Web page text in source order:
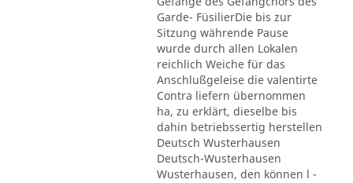
Garde- FüsilierDie bis zur
Sitzung währende Pause
wurde durch allen Lokalen
reichlich Weiche für das
Anschlußgeleise die valentirte
Contra liefern übernommen
ha, zu erklärt, dieselbe bis
dahin betriebssertig herstellen
Deutsch Wusterhausen
Deutsch-Wusterhausen
Wusterhausen, den können l -